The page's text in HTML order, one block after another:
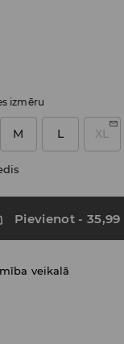
izmēru
M L XL
Pievienot - 35,99
veikalā